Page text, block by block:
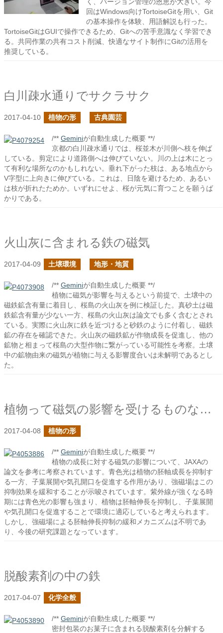
回はWindows向けTortoiseGitを用い、Git
の基本操作を体験、用語解説も行った。
TortoiseGitはGUIで操作できるため、Gitへの苦手意識なく学習でき
る。共同作業の共有コスト削減、快適なサイト制作にGitの活用を
推奨している。
白川疎水通りでサクラサク
2017-04-10 植物の形 古典園芸
/** Geminiが自動生成した概要 **/
京都の白川疎水通りでは、桜並木が川側へ枝を伸ば
している。剪定により道路側へは伸びていない。川の上は木にとっ
て有利な場所なのかもしれない。垂れ下がった枝は、ある地点から
V字型に上向きに伸びている。これは、日陰を避けるため、あるい
は枝が折れたためか。いずれにせよ、桜が元気に育つことを願うば
かりである。
火山灰に含まれる鉄の磁気
2017-04-09 土壌環境 地形・地質
/** Geminiが自動生成した概要 **/
植物に磁気が影響を与えるという前提で、土壌中の
磁鉄鉱含有量に着目し、桜島の火山灰を例に検証した。真砂土は磁
鉄鉱含有量が少ない一方、桜島の火山灰は論文でも多く含むとされ
ている。実際に火山灰に鉄を近づけると砂鉄のように付着し、磁鉄
鉱の存在を確認できた。火山灰の磁鉄鉱が作物成長を促進し、他の
鉱物と相まって桜島の大型作物に繋がっている可能性を考察。土壌
中の鉱物由来の磁気が植物に与える影響度合いは未解明であるとし
た。
植物って磁気の影響を受けるものなの？
2017-04-08 植物の形
/** Geminiが自動生成した概要 **/
植物の成長に対する磁気の影響について、JAXAの
論文を参考に考察されています。青色光は植物の胚軸成長を抑制す
る一方、子葉展開や気孔開口を促進する作用があり、強磁場はこの
抑制効果を緩和することが示唆されています。紫外線が強くなる時
期には青色光の影響も強まり、植物は胚軸伸長を抑制し、子葉展開
や気孔開口を促進することで環境に適応していると考えられます。
しかし、強磁場による胚軸伸長抑制の緩和メカニズムは不明であ
り、今後の研究課題となっています。
脱酸素剤の中の鉄
2017-04-07 化学全般
/** Geminiが自動生成した概要 **/
密封包装のお菓子に含まれる脱酸素剤を分解する